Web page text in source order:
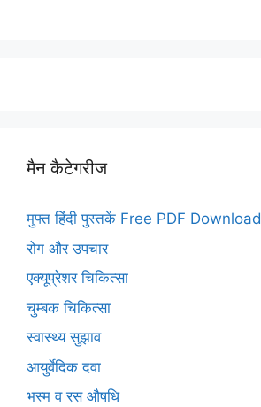
मैन कैटेगरीज
मुफ्त हिंदी पुस्तकें Free PDF Download
रोग और उपचार
एक्यूप्रेशर चिकित्सा
चुम्बक चिकित्सा
स्वास्थ्य सुझाव
आयुर्वेदिक दवा
भस्म व रस औषधि